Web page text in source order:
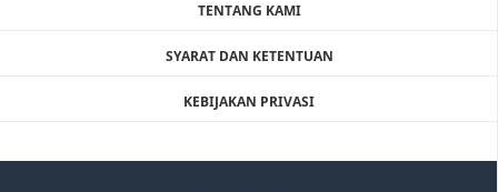
TENTANG KAMI
SYARAT DAN KETENTUAN
KEBIJAKAN PRIVASI